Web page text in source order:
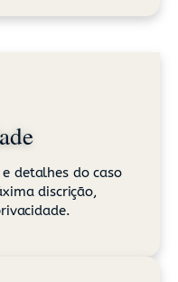
detalhes do caso
discrição,